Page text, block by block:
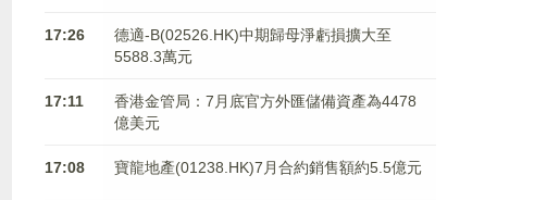
17:26
德適-B(02526.HK)中期歸母淨虧損擴大至
5588.3萬元
17:11
香港金管局：7月底官方外匯儲備資產為4478
億美元
17:08 寶龍地產(01238.HK)7月合約銷售額約5.5億元